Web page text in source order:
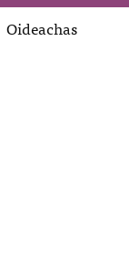
Oideachas